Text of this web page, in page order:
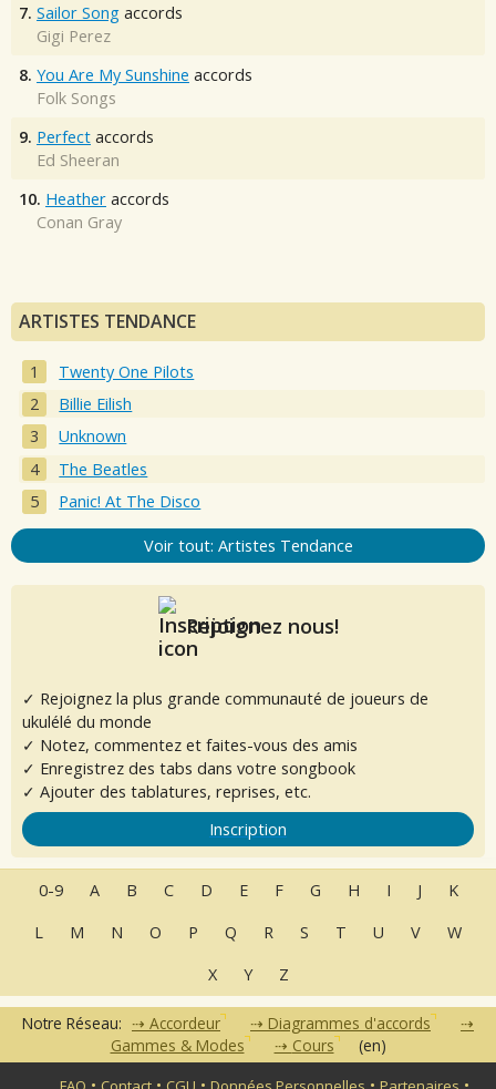
7. Sailor Song accords
Gigi Perez
8. You Are My Sunshine accords
Folk Songs
9. Perfect accords
Ed Sheeran
10. Heather accords
Conan Gray
ARTISTES TENDANCE
Twenty One Pilots
Billie Eilish
Unknown
The Beatles
Panic! At The Disco
Voir tout: Artistes Tendance
Rejoignez nous!
✓ Rejoignez la plus grande communauté de joueurs de
ukulélé du monde
✓ Notez, commentez et faites-vous des amis
✓ Enregistrez des tabs dans votre songbook
✓ Ajouter des tablatures, reprises, etc.
Inscription
0-9 A B C D E F G H I J
K
L
M N O P Q R S T U V
W
X
Y Z
Notre Réseau: Accordeur
Diagrammes d'accords
Gammes & Modes
Cours (en)